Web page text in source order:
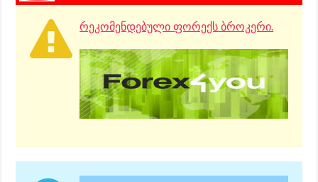
რეკომენდებული ფორექს ბროკერი.